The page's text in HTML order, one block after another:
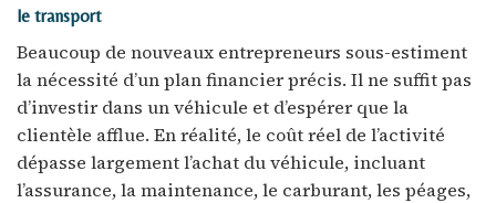
le transport
Beaucoup de nouveaux entrepreneurs sous-estiment
la nécessité d’un plan financier précis. Il ne suffit pas
d’investir dans un véhicule et d’espérer que la
clientèle afflue. En réalité, le coût réel de l’activité
dépasse largement l’achat du véhicule, incluant
l’assurance, la maintenance, le carburant, les péages,